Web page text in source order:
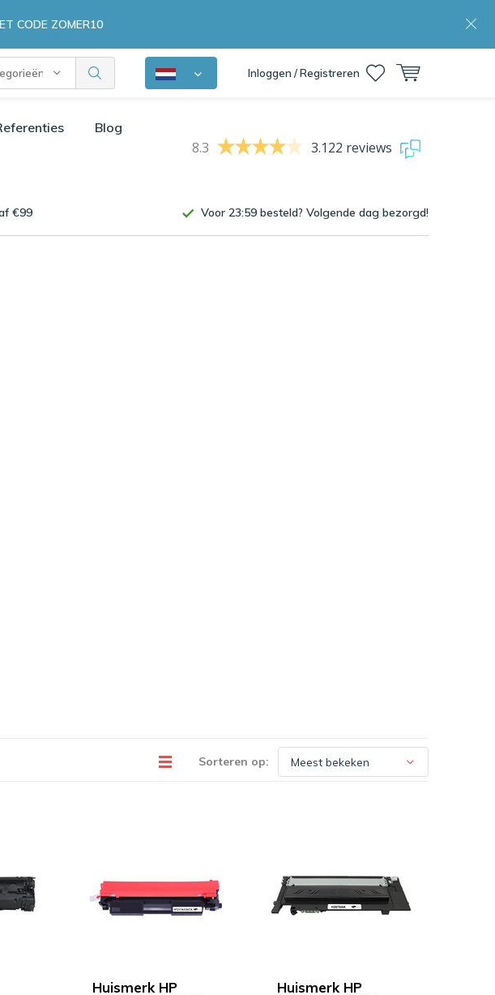
Inloggen / Registreren
CODE ZOMER10
Blog
8.3 3.122 reviews
€99 Voor 23:59 besteld? Volgende dag bezorgd!
Sorteren op:
Huismerk HP
Huismerk HP